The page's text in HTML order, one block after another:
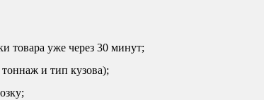
товара уже через 30 минут;
и тип кузова);